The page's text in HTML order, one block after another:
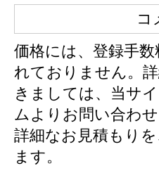
コ
価格には、登録手
れておりません。
きましては、当サ
ムよりお問い合わ
詳細なお見積もり
ます。